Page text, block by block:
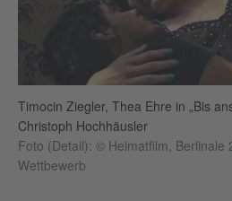
Timocin Ziegler, Thea Ehre in „Bis
Christoph Hochhäusler
Foto (Detail): © Heimatfilm, Berlinale
Wettbewerb